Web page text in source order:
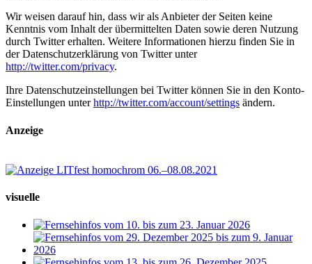
Wir weisen darauf hin, dass wir als Anbieter der Seiten keine
Kenntnis vom Inhalt der übermittelten Daten sowie deren Nutzung
durch Twitter erhalten. Weitere Informationen hierzu finden Sie in
der Datenschutzerklärung von Twitter unter
http://twitter.com/privacy.
Ihre Datenschutzeinstellungen bei Twitter können Sie in den Konto-
Einstellungen unterhttp://twitter.com/account/settings ändern.
Anzeige
visuelle